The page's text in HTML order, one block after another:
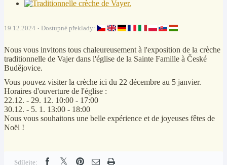
19.12.2024 Dostupné překlady:
Nous vous invitons tous chaleureusement à l'exposition de la crèche
traditionnelle de Vajer dans l'église de la Sainte Famille à České
Budějovice.
Vous pouvez visiter la crèche ici du 22 décembre au 5 janvier.
Horaires d'ouverture de l'église :
22.12. - 29. 12. 10:00 - 17:00
30.12. - 5. 1. 13:00 - 18:00
Nous vous souhaitons une belle expérience et de joyeuses fêtes de
Noël !
Sdílejte: